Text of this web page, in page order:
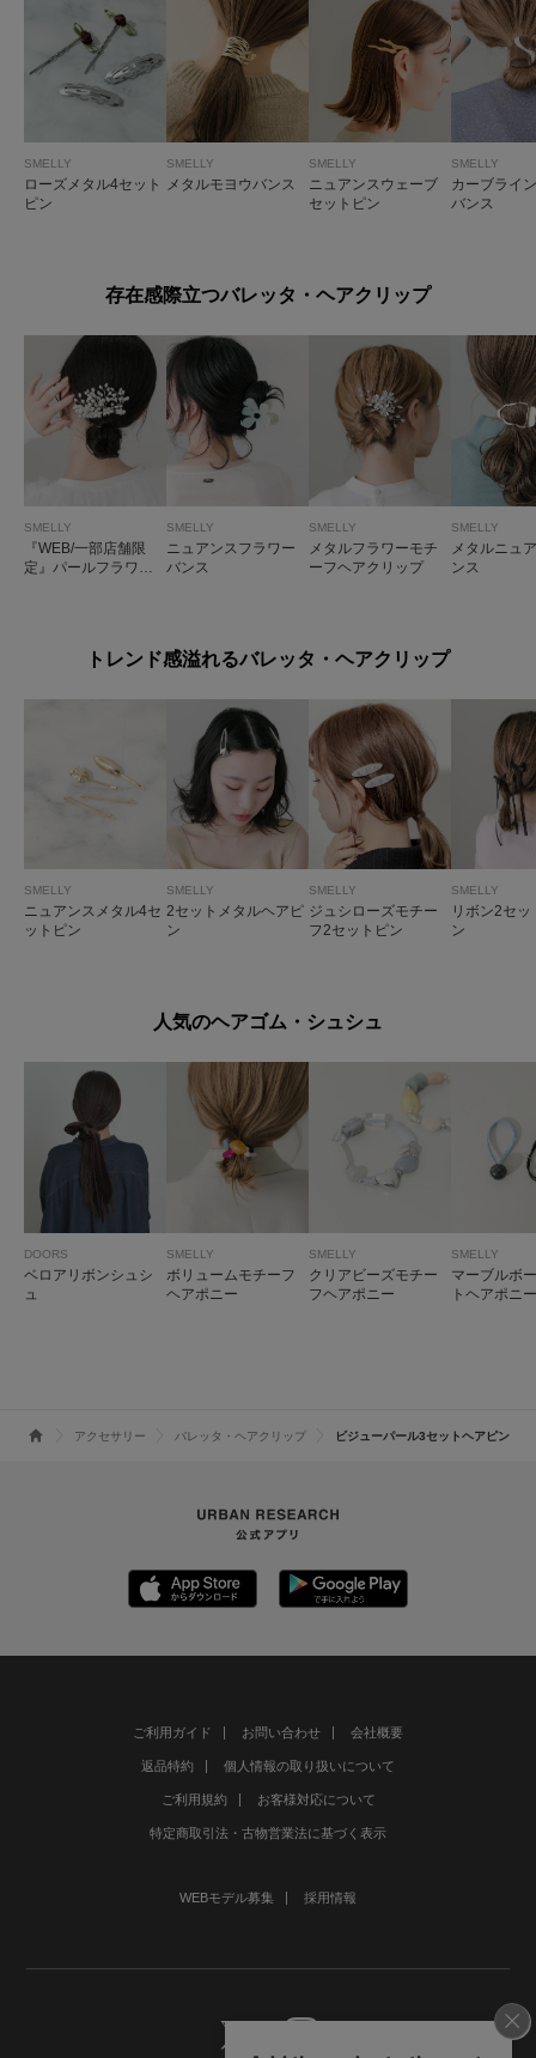
SMELLY
ローズメタル4セット
ピン
SMELLY
メタルモヨウバンス
SMELLY
ニュアンスウェーブ
セットピン
SMELLY
カーブライ
バンス
存在感際立つバレッタ・ヘアクリップ
SMELLY
『WEB/一部店舗限
定』パールフラワー
SMELLY
ニュアンスフラワー
バンス
SMELLY
メタルフラワーモチ
ーフヘアクリップ
SMELLY
メタルニュ
ンス
トレンド感溢れるバレッタ・ヘアクリップ
SMELLY
ニュアンスメタル4セ
ットピン
SMELLY
2セットメタルヘアピ
ン
SMELLY
ジュシローズモチー
フ2セットピン
SMELLY
リボン2セ
ン
人気のヘアゴム・シュシュ
DOORS
ベロアリボンシュシ
ュ
SMELLY
ボリュームモチーフ
ヘアポニー
SMELLY
クリアビーズモチー
フヘアポニー
SMELLY
マーブルボ
トヘアポニー
アクセサリー バレッタ・ヘアクリップ ビジューパール3セットヘアピン
ご利用ガイド お問い合わせ 会社概要
返品特約 個人情報の取り扱いについて
ご利用規約 お客様対応について
特定商取引法・古物営業法に基づく表示
WEBモデル募集 採用情報